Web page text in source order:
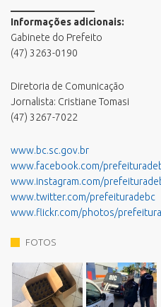
Informações adicionais:
Gabinete do Prefeito
(47) 3263-0190
Diretoria de Comunicação
Jornalista: Cristiane Tomasi
(47) 3267-7022
www.bc.sc.gov.br
www.facebook.com/
www.instagram.com/
www.twitter.com/prefeituradebc
www.flickr.com/photos/
FOTOS